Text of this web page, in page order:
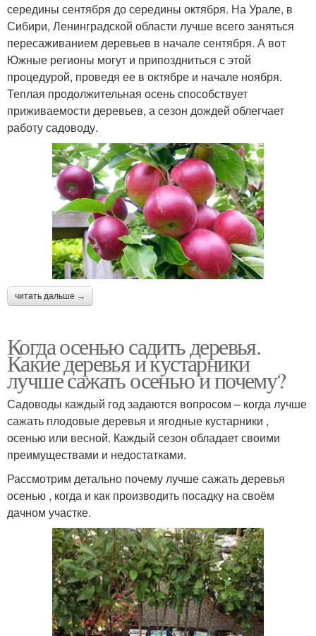
середины сентября до середины октября. На Урале, в
Сибири, Ленинградской области лучше всего заняться
пересаживанием деревьев в начале сентября. А вот
Южные регионы могут и припоздниться с этой
процедурой, проведя ее в октябре и начале ноября.
Теплая продолжительная осень способствует
приживаемости деревьев, а сезон дождей облегчает
работу садоводу.
читать дальше →
Когда осенью садить деревья.
Какие деревья и кустарники
лучше сажать осенью и почему?
Садоводы каждый год задаются вопросом – когда лучше
сажать плодовые деревья и ягодные кустарники ,
осенью или весной. Каждый сезон обладает своими
преимуществами и недостатками.
Рассмотрим детально почему лучше сажать деревья
осенью , когда и как производить посадку на своём
дачном участке.